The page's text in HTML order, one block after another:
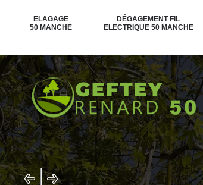
ELAGAGE
50 MANCHE
DÉGAGEMENT FIL
ELECTRIQUE 50 MANCHE